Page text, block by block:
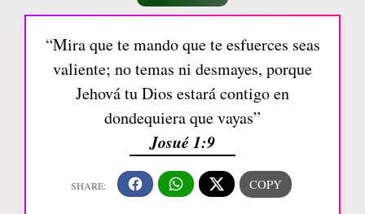
“Mira que te mando que te esfuerces seas
valiente; no temas ni desmayes, porque
Jehová tu Dios estará contigo en
dondequiera que vayas”
Josué 1:9